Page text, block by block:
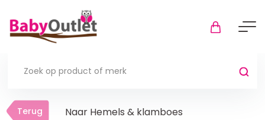
Terug
Terug Naar Hemels & klamboes